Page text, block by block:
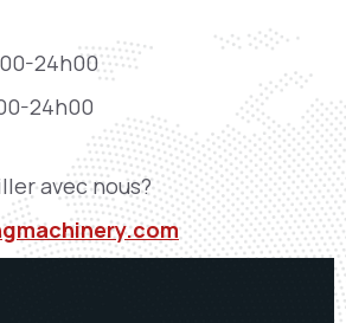
24h00
24h00
avec nous?